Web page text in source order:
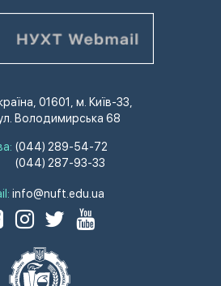
01601, м. Київ-33,
Володимирська 68
(044) 289-54-72
(044) 287-93-33
info@nuft.edu.ua